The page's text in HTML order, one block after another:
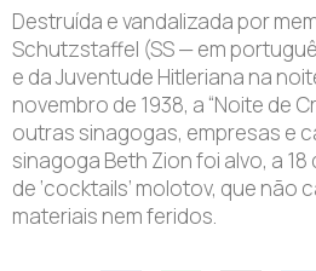
Destruída e vandalizada por
Schutzstaffel (SS — em
e da Juventude Hitleriana na
novembro de 1938, a “Noite de
outras sinagogas, empresas e
sinagoga Beth Zion foi alvo, a
de ‘cocktails’ molotov, que não
materiais nem feridos.